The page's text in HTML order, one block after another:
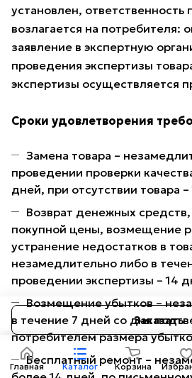
Заказать
установлен,
возлагается на потребителя:
заявление в экспертную
проведения экспертизы
экспертизы осуществляется
Сроки удовлетворения
Замена товара –
проведении проверки
дней, при отсутствии товара
Возврат денежных
покупной цены, возмещение
устранение недостатков в
незамедлительно либо в
проведении экспертизы – 14
Возмещение убытков –
в течение 7 дней со дня
потребителем размера
Бесплатный ремонт –
Главная Каталог Корзина